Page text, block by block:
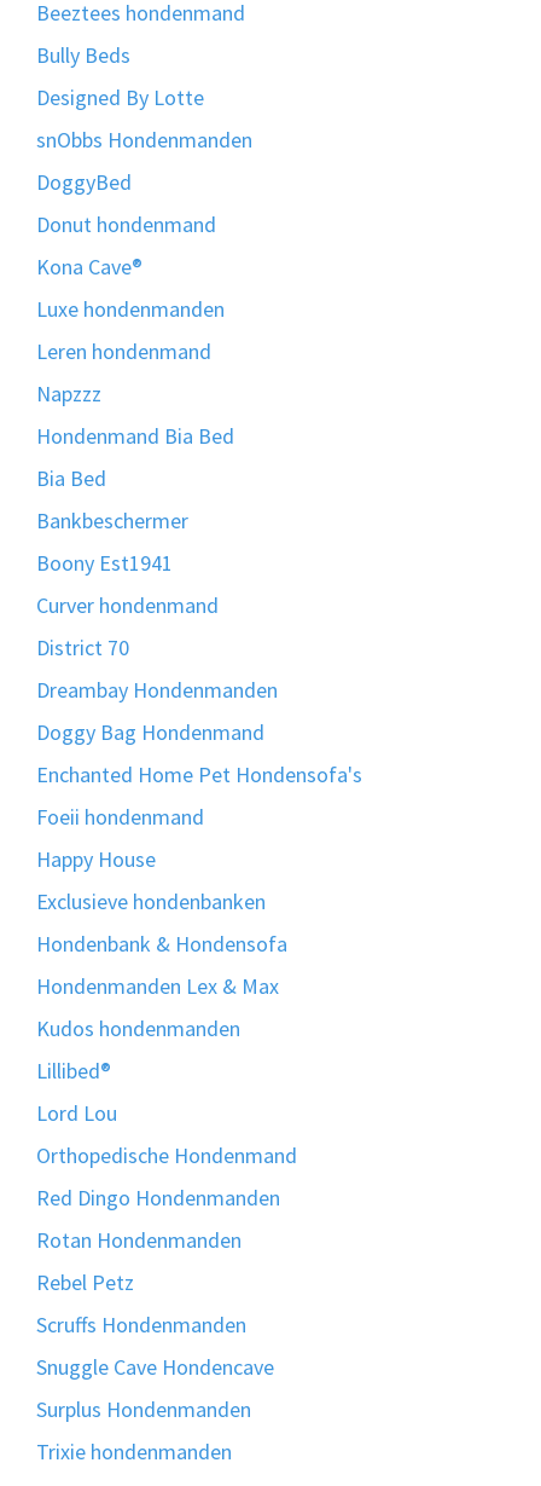
Beeztees hondenmand
Bully Beds
Designed By Lotte
snObbs Hondenmanden
DoggyBed
Donut hondenmand
Kona Cave®
Luxe hondenmanden
Leren hondenmand
Napzzz
Hondenmand Bia Bed
Bia Bed
Bankbeschermer
Boony Est1941
Curver hondenmand
District 70
Dreambay Hondenmanden
Doggy Bag Hondenmand
Enchanted Home Pet Hondensofa's
Foeii hondenmand
Happy House
Exclusieve hondenbanken
Hondenbank & Hondensofa
Hondenmanden Lex & Max
Kudos hondenmanden
Lillibed®
Lord Lou
Orthopedische Hondenmand
Red Dingo Hondenmanden
Rotan Hondenmanden
Rebel Petz
Scruffs Hondenmanden
Snuggle Cave Hondencave
Surplus Hondenmanden
Trixie hondenmanden